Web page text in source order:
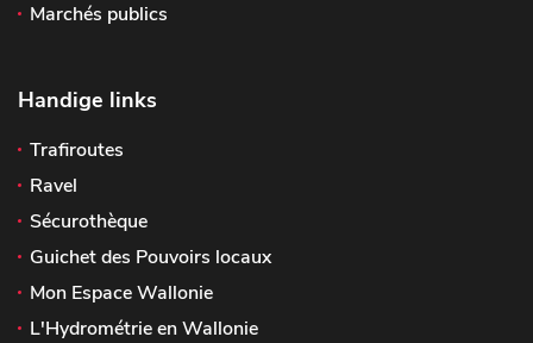
Marchés publics
Handige links
Trafiroutes
Ravel
Sécurothèque
Guichet des Pouvoirs locaux
Mon Espace Wallonie
L'Hydrométrie en Wallonie